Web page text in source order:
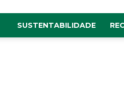
SUSTENTABILIDADE